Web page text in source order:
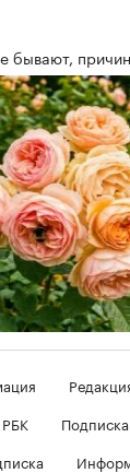
бывают,